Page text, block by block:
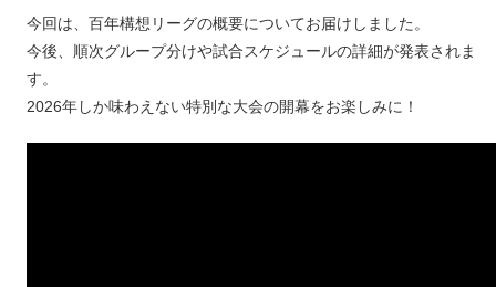
今回は、百年構想リーグの概要についてお届けしました。
今後、順次グループ分けや試合スケジュールの詳細が発表されま
す。
2026年しか味わえない特別な大会の開幕をお楽しみに！